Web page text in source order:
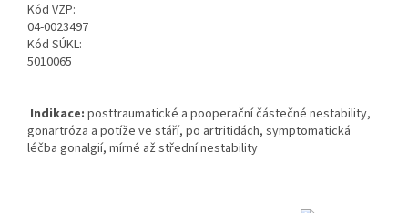
Kód VZP:
04-0023497
Kód SÚKL:
5010065
Indikace: posttraumatické a pooperační částečné nestability,
gonartróza a potíže ve stáří, po artritidách, symptomatická
léčba gonalgií, mírné až střední nestability